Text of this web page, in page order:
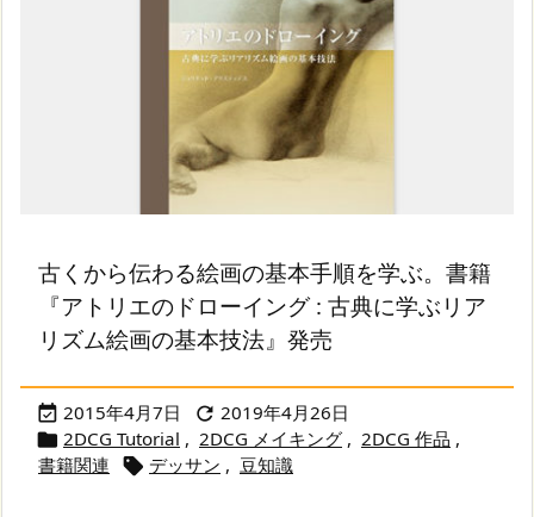
古くから伝わる絵画の基本手順を学ぶ。書籍
『アトリエのドローイング : 古典に学ぶリア
リズム絵画の基本技法』発売
 2015年4月7日  2019年4月26日
 2DCG Tutorial , 2DCG メイキング , 2DCG 作品 ,
書籍関連
 デッサン , 豆知識